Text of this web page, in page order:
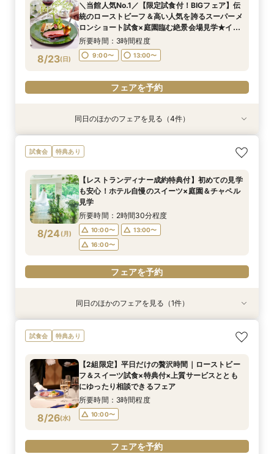
8/22(土)
9:00〜
13:00〜
16:30〜
フェアを予約
8/22(土)
本命会場を見極めたい方におすすめ
所要時間：2時間30分程度
9:00〜
13:00〜
16:30〜
8/23(日)
＼当館人気No.1／【限定試食付！BIGフェア】伝
統のローストビーフ＆高い人気を誇るスーパーメ
ロンショート試食×庭園臨む絶景会場見学★イ
メージ膨らむチャペル入場体験もご用意！
所要時間：3時間程度
9:00〜 13:00〜
フェアを予約
特典あり
8/23(日)
【2〜3件目見学におすすめ】料理・見積り・お
もてなしを他会場と比較しながら確認できる相談
理しながら、本命会場を見極めたい方におすす
め！
所要時間：3時間程度
9:00〜
フェアを予約
特典あり
8/23(日)
【27年2月までの結婚式がお得】限定プラン大公
開×直近ウエディング相談＆美食体験《成約特
円ご優待！
所要時間：3時間程度
9:00〜
フェアを予約
特典あり
8/23(日)
【会場見学のラストにおすすめ！決め手が見つか
る】徹底比較相談×チャペル入場体験と庭見え絶
レゼント
所要時間：2時間程度
16:30〜
フェアを予約
特典あり
8/23(日)
《和婚検討の方必見》本格神殿＆1万坪の庭園臨
む絶景会場×伝統ローストビーフ＆メディアでも
所要時間：3時間程度
9:00〜
フェアを予約
同日のほかのフェアを見る（4件）
試食会 特典あり
8/24 (月)
【レストランディナー成約特典付】初めての見学
も安心！ホテル自慢のスイーツ×庭園＆チャペル
見学
所要時間：2時間30分程度
10:00〜
13:00〜
16:00〜
フェアを予約
特典あり
8/24(月)
【和婚ご検討のおふたりへ】本格神殿＆1万坪の
日本庭園×話題のSATSUKIスイーツが愉しめる
所要時間：2時間程度
10:00〜
13:00〜
16:00〜
同日のほかのフェアを見る（1件）
試食会 特典あり
8/26(水)
【2組限定】平日だけの贅沢時間｜ローストビー
フ＆スイーツ試食×特典付×上質サービスととも
にゆったり相談できるフェア
所要時間：3時間程度
10:00〜
フェアを予約